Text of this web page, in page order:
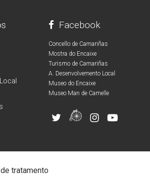
Facebook
Concello de Camariñas
Mostra do Encaixe
Turismo de Camariñas
A. Desenvolvemento Local
Museo do Encaixe
Museo Man de Camelle
tratamento